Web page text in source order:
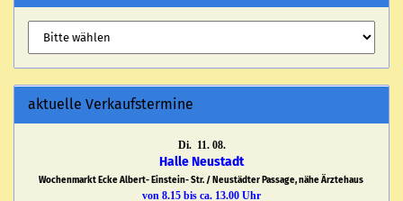
aktuelle Verkaufstermine
Di. 11. 08.
Halle Neustadt
Wochenmarkt Ecke Albert- Einstein- Str. / Neustädter Passage, nähe Ärztehaus
von 8.15 bis ca. 13.00 Uhr